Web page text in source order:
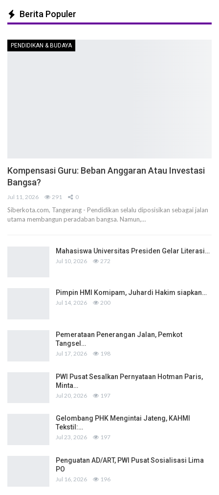
Berita Populer
PENDIDIKAN & BUDAYA
Kompensasi Guru: Beban Anggaran Atau Investasi
Bangsa?
Jul 11, 2026 291 0
Siberkota.com, Tangerang - Pendidikan selalu diposisikan sebagai jalan
utama membangun peradaban bangsa. Namun,…
Mahasiswa Universitas Presiden Gelar Literasi…
Jul 10, 2026 272
Pimpin HMI Komipam, Juhardi Hakim siapkan…
Jul 14, 2026 200
Pemerataan Penerangan Jalan, Pemkot
Tangsel…
Jul 17, 2026 198
PWI Pusat Sesalkan Pernyataan Hotman Paris,
Minta…
Jul 20, 2026 197
Gelombang PHK Mengintai Jateng, KAHMI
Tekstil:…
Jul 23, 2026 197
Penguatan AD/ART, PWI Pusat Sosialisasi Lima
PO
Jul 16, 2026 196